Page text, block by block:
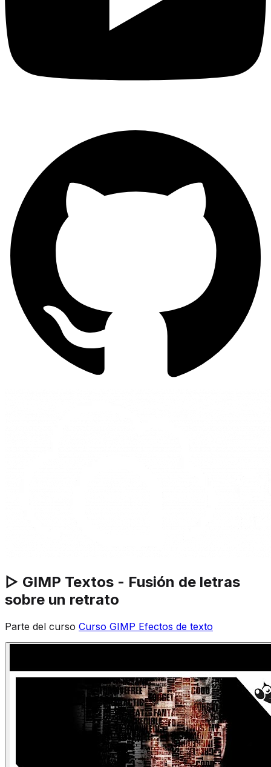
▷ GIMP Textos - Fusión de letras
sobre un retrato
Parte del curso Curso GIMP Efectos de texto